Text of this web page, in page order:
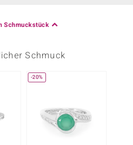
Schmuckstück
Schmuck
-20%